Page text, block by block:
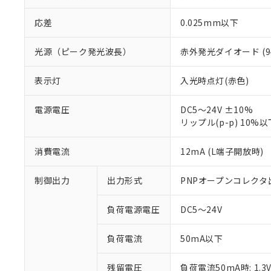
応差 0.025mm以下
光源（ピーク発光波長） 赤外発光ダイオード
表示灯 入光時点灯(赤色)
電源電圧
DC5～24V ±10%
リップル(p-p) 10%以
消費電流 12mA (L端子開放時)
制御出力 出力形式 PNPオープンコレクタ
負荷電源電圧 DC5～24V
負荷電流 50mA以下
残留電圧 負荷電流50mA時:
ご利用条件
以下の条件をお読
くものです。
当社制御機
在庫状況お
のであり、
い。
※1 対応状況
対応予定：EU
対応予定なし：
調査・確認中：
非該当品：ライセ
仕入先様の事情に
があります。
鉛(Pb) 1000ppm以下、
ル（DBP） 1000ppm以
フタル酸エステル類の
※1 中国
「○」：最大均質
「×」：最大均質
「－」：未確認で
*中国RoHS10物質の基
Pb(鉛) :1000ppm、 Hg(
Cr(Ⅵ)(六価クロム) :
DBP(フタル酸ジブチル
う）を輸出
などの必要
当社は規制
ます。
当社は貴社
号
○ 一定数